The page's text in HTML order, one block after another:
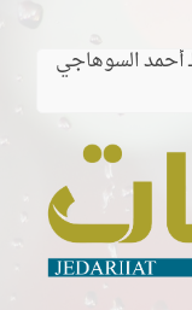
أحمد السوهاجي